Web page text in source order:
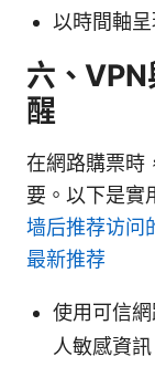
以時間軸
六、
醒
在網路購票時
要。以下是實
墙后推荐访问
最新推荐
使用可信
人敏感資訊